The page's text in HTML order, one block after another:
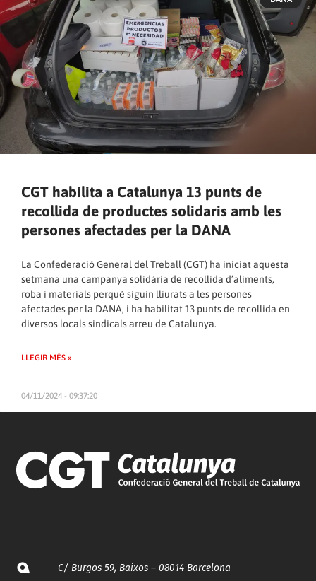
CGT habilita a Catalunya 13 punts de
recollida de productes solidaris amb les
persones afectades per la DANA
La Confederació General del Treball (CGT) ha iniciat aquesta
setmana una campanya solidària de recollida d’aliments,
roba i materials perquè siguin lliurats a les persones
afectades per la DANA, i ha habilitat 13 punts de recollida en
diversos locals sindicals arreu de Catalunya.
LLEGIR MÉS »
04/11/2024 - 09:37:20
C/ Burgos 59, Baixos – 08014 Barcelona